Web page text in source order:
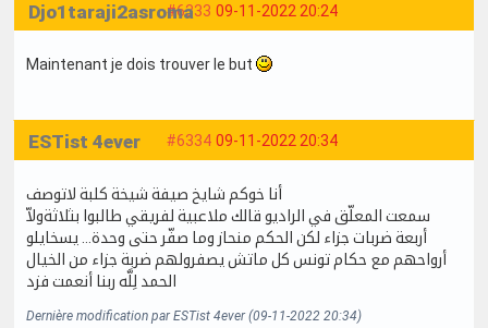
#6333 09-11-2022 20:24
Djo1taraji2asroma
Maintenant je dois trouver le but
#6334 09-11-2022 20:34
ESTist 4ever
أنا خوكم شايخ صيفة شيخة كلبة لاتوصف
سمعت المعلّق في الراديو قالك ملاعبية لفريقي طالبوا بثلاثةولاّ
أربعة ضربات جزاء لكن الحكم منحاز وما صفّر حتى وحدة… يسخايلو
أرواحهم مع حكام تونس كل ماتش يصفرولهم ضربة جزاء من الخيال
الحمد لِلَّه ربنا أنعمت فزد
Dernière modification par ESTist 4ever (09-11-2022 20:34)